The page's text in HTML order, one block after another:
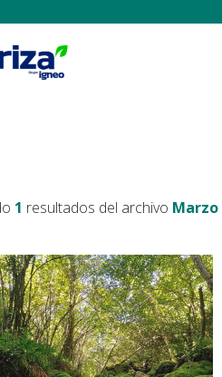
1 resultados del archivo Marzo